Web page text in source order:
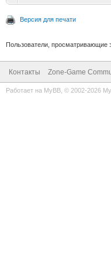
Версия для печати
Пользователи, просматривающие
Контакты Zone-Game
Работает на MyBB , © 2002-2026